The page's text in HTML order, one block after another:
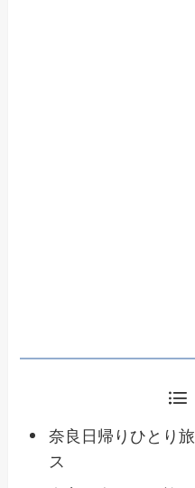
奈良日帰りひとり
ス